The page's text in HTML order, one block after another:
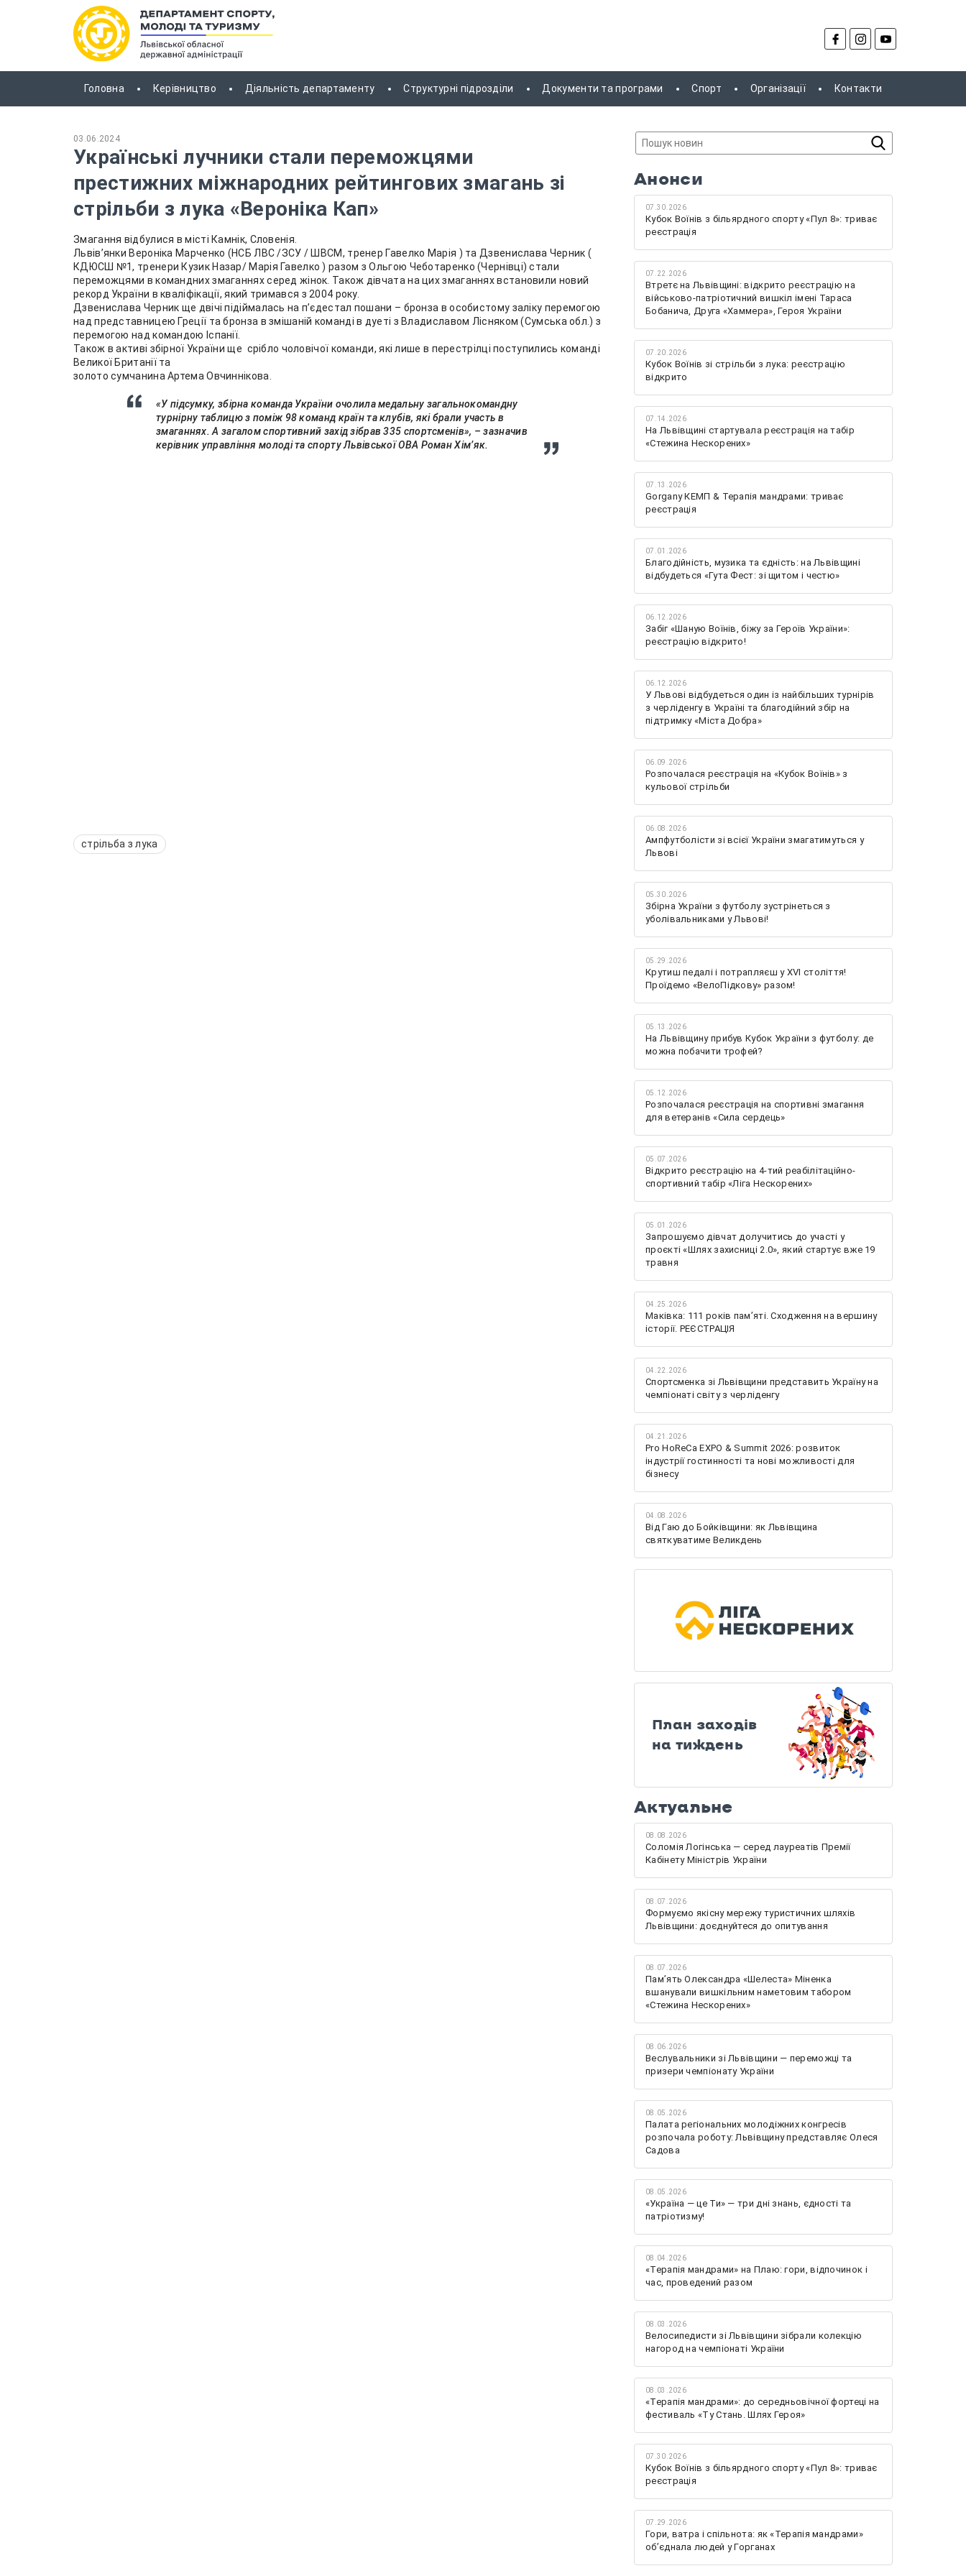
Головна Керівництво Діяльність департаменту Структурні підрозділи Документи та програми Спорт Організації Контакти
03.06.2024
Українські лучники стали переможцями
престижних міжнародних рейтингових змагань зі
стрільби з лука «Вероніка Кап»
Змагання відбулися в місті Камнік, Словенія.
Львівʼянки Вероніка Марченко (НСБ ЛВС /ЗСУ / ШВСМ, тренер Гавелко Марія ) та Дзвенислава Черник (
КДЮСШ №1, тренери Кузик Назар/ Марія Гавелко ) разом з Ольгою Чеботаренко (Чернівці) стали
переможцями в командних змаганнях серед жінок. Також дівчата на цих змаганнях встановили новий
рекорд України в кваліфікації, який тримався з 2004 року.
Дзвенислава Черник ще двічі підіймалась на пʼєдестал пошани – бронза в особистому заліку перемогою
над представницею Греції та бронза в змішаній команді в дуеті з Владиславом Лісняком (Сумська обл.) з
перемогою над командою Іспанії.
Також в активі збірної України ще срібло чоловічої команди, які лише в перестрілці поступились команді
Великої Британії та
золото сумчанина Артема Овчиннікова.
«У підсумку, збірна команда України очолила медальну загальнокомандну
турнірну таблицю з поміж 98 команд країн та клубів, які брали участь в
змаганнях. А загалом спортивний захід зібрав 335 спортсменів», – зазначив
керівник управління молоді та спорту Львівської ОВА Роман Хім’як.
стрільба з лука
Анонси
07.30.2026
Кубок Воїнів з більярдного спорту «Пул 8»: триває
реєстрація
07.22.2026
Втретє на Львівщині: відкрито реєстрацію на
військово-патріотичний вишкіл імені Тараса
Бобанича, Друга «Хаммера», Героя України
07.20.2026
Кубок Воїнів зі стрільби з лука: реєстрацію
відкрито
07.14.2026
На Львівщині стартувала реєстрація на табір
«Стежина Нескорених»
07.13.2026
Gorgany КЕМП & Терапія мандрами: триває
реєстрація
07.01.2026
Благодійність, музика та єдність: на Львівщині
відбудеться «Гута Фест: зі щитом і честю»
06.12.2026
Забіг «Шаную Воїнів, біжу за Героїв України»:
реєстрацію відкрито!
06.12.2026
У Львові відбудеться один із найбільших турнірів
з черліденгу в Україні та благодійний збір на
підтримку «Міста Добра»
06.09.2026
Розпочалася реєстрація на «Кубок Воїнів» з
кульової стрільби
06.08.2026
Ампфутболісти зі всієї України змагатимуться у
Львові
05.30.2026
Збірна України з футболу зустрінеться з
уболівальниками у Львові!
05.29.2026
Крутиш педалі і потрапляєш у XVI століття!
Проїдемо «ВелоПідкову» разом!
05.13.2026
На Львівщину прибув Кубок України з футболу: де
можна побачити трофей?
05.12.2026
Розпочалася реєстрація на спортивні змагання
для ветеранів «Сила сердець»
05.07.2026
Відкрито реєстрацію на 4-тий реабілітаційно-
спортивний табір «Ліга Нескорених»
05.01.2026
Запрошуємо дівчат долучитись до участі у
проєкті «Шлях захисниці 2.0», який стартує вже 19
травня
04.25.2026
Маківка: 111 років пам’яті. Сходження на вершину
історії. РЕЄСТРАЦІЯ
04.22.2026
Спортсменка зі Львівщини представить Україну на
чемпіонаті світу з черліденгу
04.21.2026
Pro HoReCa EXPO & Summit 2026: розвиток
індустрії гостинності та нові можливості для
бізнесу
04.08.2026
Від Гаю до Бойківщини: як Львівщина
святкуватиме Великдень
План заходів
на тиждень
Актуальне
08.08.2026
Соломія Логінська — серед лауреатів Премії
Кабінету Міністрів України
08.07.2026
Формуємо якісну мережу туристичних шляхів
Львівщини: доєднуйтеся до опитування
08.07.2026
Памʼять Олександра «Шелеста» Міненка
вшанували вишкільним наметовим табором
«Стежина Нескорених»
08.06.2026
Веслувальники зі Львівщини — переможці та
призери чемпіонату України
08.05.2026
Палата регіональних молодіжних конгресів
розпочала роботу: Львівщину представляє Олеся
Садова
08.05.2026
«Україна — це Ти» — три дні знань, єдності та
патріотизму!
08.04.2026
«Терапія мандрами» на Плаю: гори, відпочинок і
час, проведений разом
08.03.2026
Велосипедисти зі Львівщини зібрали колекцію
нагород на чемпіонаті України
08.03.2026
«Терапія мандрами»: до середньовічної фортеці на
фестиваль «Ту Стань. Шлях Героя»
07.30.2026
Кубок Воїнів з більярдного спорту «Пул 8»: триває
реєстрація
07.29.2026
Гори, ватра і спільнота: як «Терапія мандрами»
об’єднала людей у Горганах